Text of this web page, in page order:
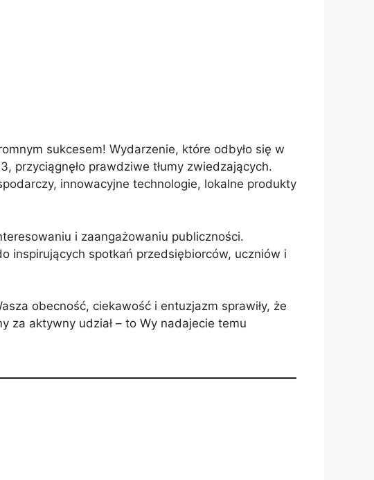
sukcesem! Wydarzenie, które odbyło się w
przyciągnęło prawdziwe tłumy zwiedzających.
innowacyjne technologie, lokalne produkty
i zaangażowaniu publiczności.
inspirujących spotkań przedsiębiorców, uczniów i
obecność, ciekawość i entuzjazm sprawiły, że
za aktywny udział – to Wy nadajecie temu